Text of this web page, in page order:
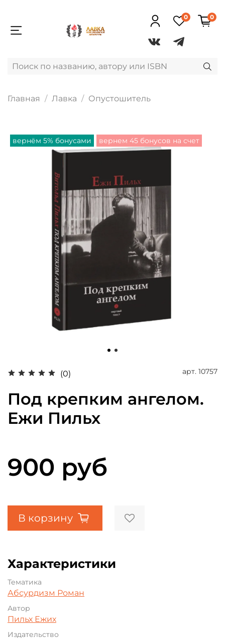
0 0
Главная Лавка Опустошитель
вернём 5% бонусами вернем 45 бонусов на счет
(0) арт. 10757
Под крепким ангелом.
Ежи Пильх
900 руб
В корзину
Характеристики
Тематика
Абсурдизм Роман
Автор
Пильх Ежих
Издательство